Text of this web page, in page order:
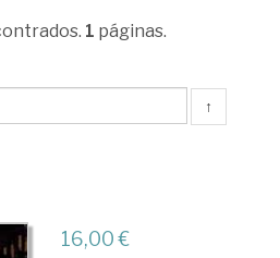
1 páginas.
↑
16,00 €